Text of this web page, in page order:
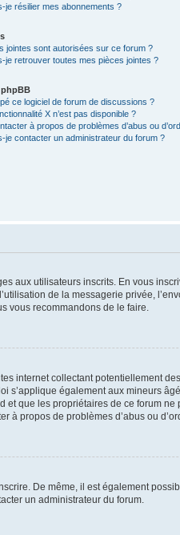
je résilier mes abonnements ?
jointes sont autorisées sur ce forum ?
je retrouver toutes mes pièces jointes ?
ce logiciel de forum de discussions ?
X n’est pas disponible ?
à propos de problèmes d’abus ou
je contacter un administrateur du forum ?
aux utilisateurs inscrits. En vous
de la messagerie privée,
vous recommandons de le faire.
internet collectant potentiellement
également aux mineurs
que les propriétaires de ce forum ne
propos de problèmes d’abus ou
De même, il est également
un administrateur du forum.